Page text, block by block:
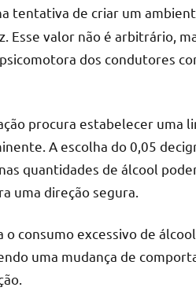
tentativa de criar um
Esse valor não é arbitrário,
dos condutores
procura estabelecer uma
A escolha do 0,05
quantidades de álcool
uma direção segura.
consumo excessivo de
uma mudança de